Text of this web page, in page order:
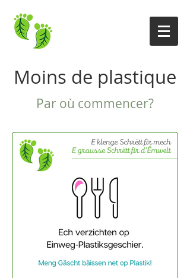
Moins de plastique
Par où commencer?